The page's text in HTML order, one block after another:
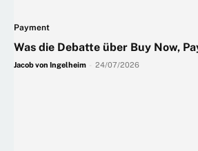
Payment
Was die Debatte über Buy Now,
Jacob von Ingelheim 24/07/2026